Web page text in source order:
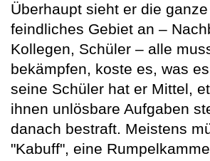
Überhaupt sieht er die
feindliches Gebiet an –
Kollegen, Schüler – alle
bekämpfen, koste es, was
seine Schüler hat er Mittel,
ihnen unlösbare Aufgaben
danach bestraft. Meistens
"Kabuff", eine